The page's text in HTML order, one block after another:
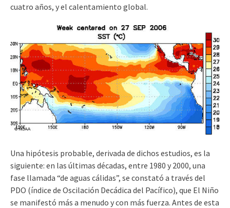
cuatro años, y el calentamiento global.
Una hipótesis probable, derivada de dichos estudios, es la
siguiente: en las últimas décadas, entre 1980 y 2000, una
fase llamada “de aguas cálidas”, se constató a través del
PDO (índice de Oscilación Decádica del Pacífico), que El Niño
se manifestó más a menudo y con más fuerza. Antes de esta